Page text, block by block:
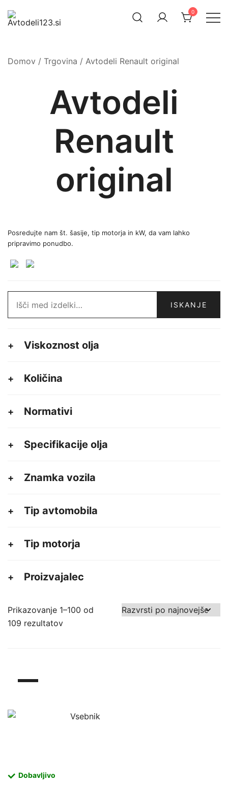
0
Domov / Trgovina / Avtodeli Renault original
Avtodeli
Renault
original
Prikazovanje 1–100 od
109 rezultatovRazvrščeno
Dobavljivo
Posredujte nam št. šasije, tip motorja in kW, da vam lahko
pripravimo ponudbo.
ISKANJE
Viskoznost olja
Količina
Normativi
Specifikacije olja
Znamka vozila
Tip avtomobila
Tip motorja
Proizvajalec